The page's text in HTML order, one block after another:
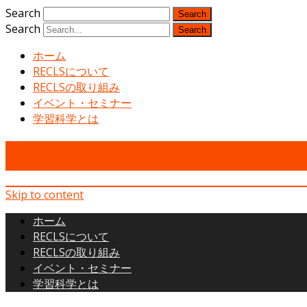
Search
Search
ホーム
RECLSについて
RECLSの取り組み
イベント・セミナー
学習科学とは
Skip to content
ホーム
RECLSについて
RECLSの取り組み
イベント・セミナー
学習科学とは